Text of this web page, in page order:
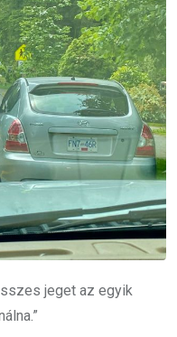
jeget az egyik